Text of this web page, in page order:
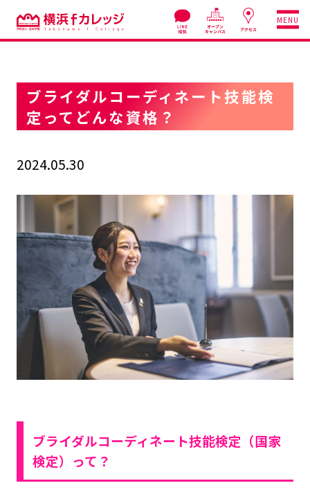
MENU
ブライダルコーディネート技能検
定ってどんな資格？
2024.05.30
ブライダルコーディネート技能検定（国家
検定）って？